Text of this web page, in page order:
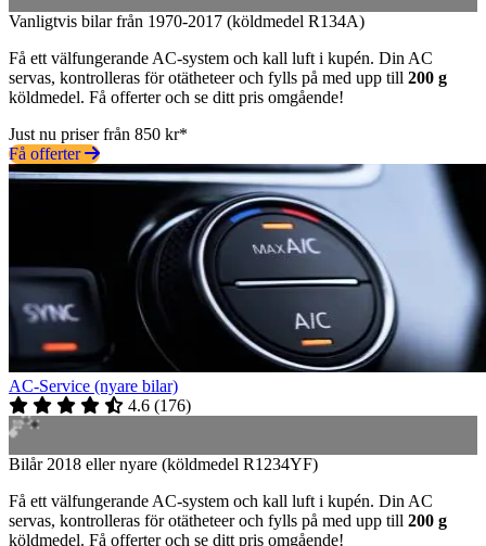
Vanligtvis bilar från 1970-2017 (köldmedel R134A)
Få ett välfungerande AC-system och kall luft i kupén. Din AC
servas, kontrolleras för otätheteer och fylls på med upp till 200 g
köldmedel. Få offerter och se ditt pris omgående!
Just nu priser från 850 kr*
Få offerter
AC-Service (nyare bilar)
4.6 (176)
Bilår 2018 eller nyare (köldmedel R1234YF)
Få ett välfungerande AC-system och kall luft i kupén. Din AC
servas, kontrolleras för otätheteer och fylls på med upp till 200 g
köldmedel. Få offerter och se ditt pris omgående!